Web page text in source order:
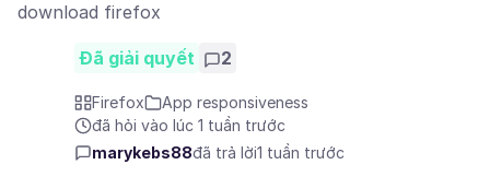
download firefox
Đã giải quyết 2
Firefox
App responsiveness
đã hỏi vào lúc 1 tuần trước
marykebs88đã trả lời1 tuần trước